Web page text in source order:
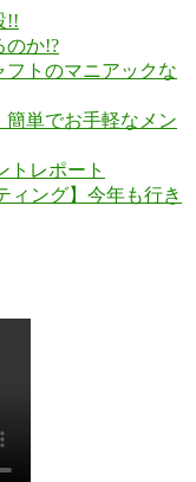
!!
のか!?
フトのマニアックな
簡単でお手軽なメン
トレポート
ィング】今年も行き